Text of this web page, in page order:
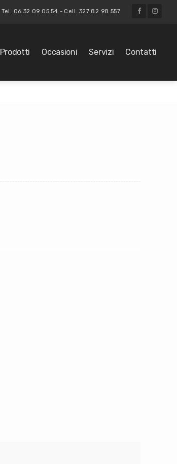
Tel. 06 32 09 05 54 - Cell. 327 82 98 557
Prodotti Occasioni Servizi Contatti